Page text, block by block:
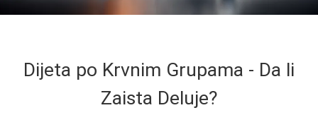
Dijeta po Krvnim Grupama - Da li
Zaista Deluje?